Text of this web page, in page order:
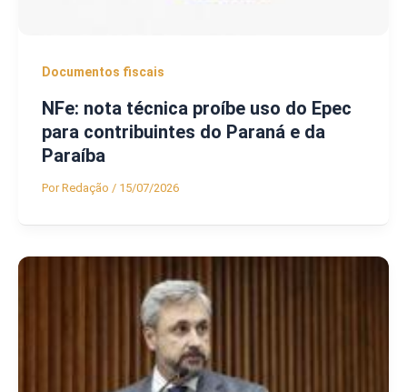
Documentos fiscais
NFe: nota técnica proíbe uso do Epec
para contribuintes do Paraná e da
Paraíba
PorRedação / 15/07/2026